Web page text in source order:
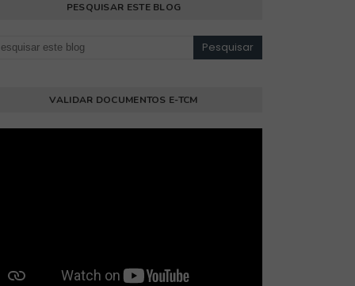
PESQUISAR ESTE BLOG
VALIDAR DOCUMENTOS E-TCM